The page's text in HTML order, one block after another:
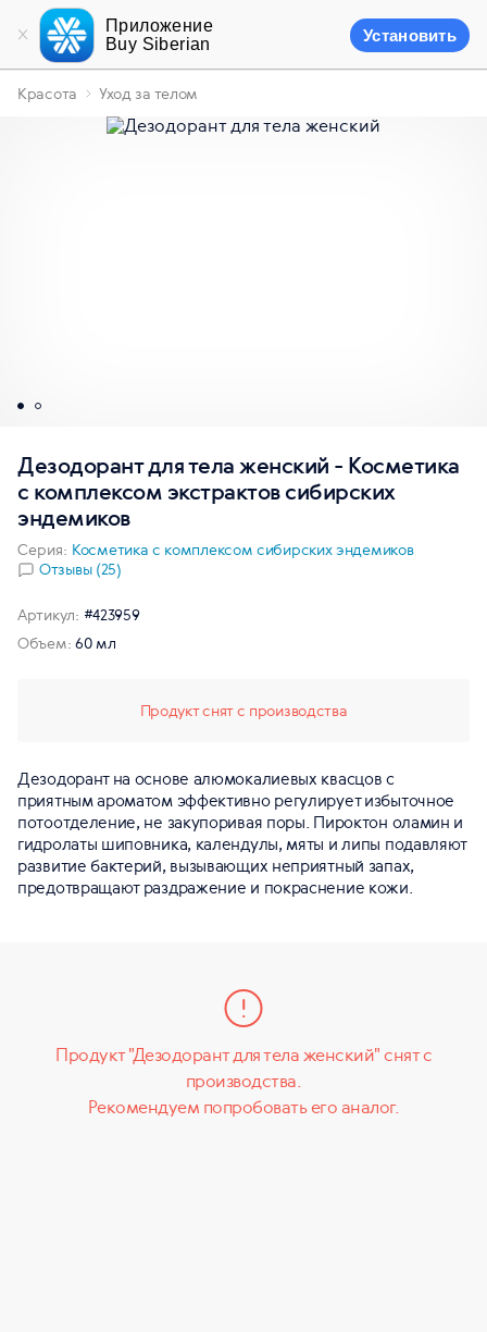
Приложение
Buy Siberian
Установить
Красота Уход за телом
Дезодорант для тела женский - Косметика
с комплексом экстрактов сибирских
эндемиков
Серия: Косметика с комплексом сибирских эндемиков
Отзывы (25)
Дезодорант на основе алюмокалиевых квасцов с
приятным ароматом эффективно регулирует избыточное
потоотделение, не закупоривая поры. Пироктон оламин и
гидролаты шиповника, календулы, мяты и липы подавляют
развитие бактерий, вызывающих неприятный запах,
предотвращают раздражение и покраснение кожи.
Продукт снят с производства
Артикул: #423959
Объем: 60 мл
Продукт "Дезодорант для тела женский" снят с
производства.
Рекомендуем попробовать его аналог.